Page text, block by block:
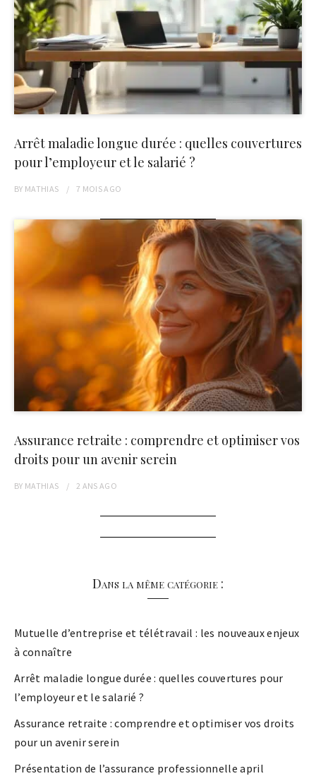
Arrêt maladie longue durée : quelles couvertures
pour l’employeur et le salarié ?
BY MATHIAS 7 MOISAGO
Assurance retraite : comprendre et optimiser vos
droits pour un avenir serein
BY MATHIAS 2 ANS AGO
Dans la même catégorie :
Mutuelle d’entreprise et télétravail : les nouveaux enjeux
à connaître
Arrêt maladie longue durée : quelles couvertures pour
l’employeur et le salarié ?
Assurance retraite : comprendre et optimiser vos droits
pour un avenir serein
Présentation de l’assurance professionnelle april